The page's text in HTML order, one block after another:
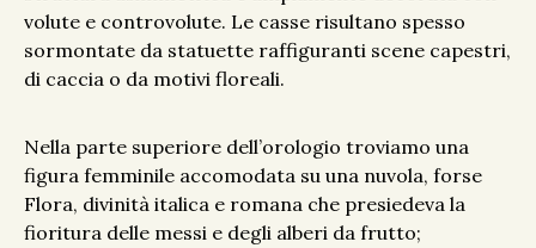
volute e controvolute. Le casse risultano spesso
sormontate da statuette raffiguranti scene capestri,
di caccia o da motivi floreali.
Nella parte superiore dell’orologio troviamo una
figura femminile accomodata su una nuvola, forse
Flora, divinità italica e romana che presiedeva la
fioritura delle messi e degli alberi da frutto;